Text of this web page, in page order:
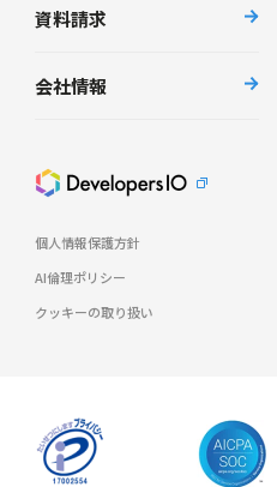
資料請求
会社情報
個人情報保護方針
AI倫理ポリシー
クッキーの取り扱い